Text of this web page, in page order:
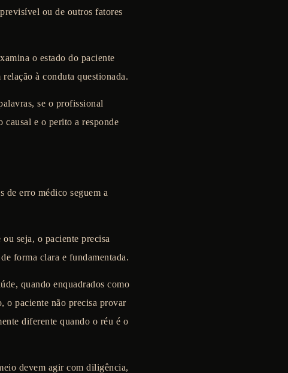
ou de outros fatores
o estado do paciente
à conduta questionada.
se o profissional
causal e o perito a responde
de erro médico seguem a
seja, o paciente precisa
forma clara e fundamentada.
quando enquadrados como
o paciente não precisa provar
diferente quando o réu é o
devem agir com diligência,